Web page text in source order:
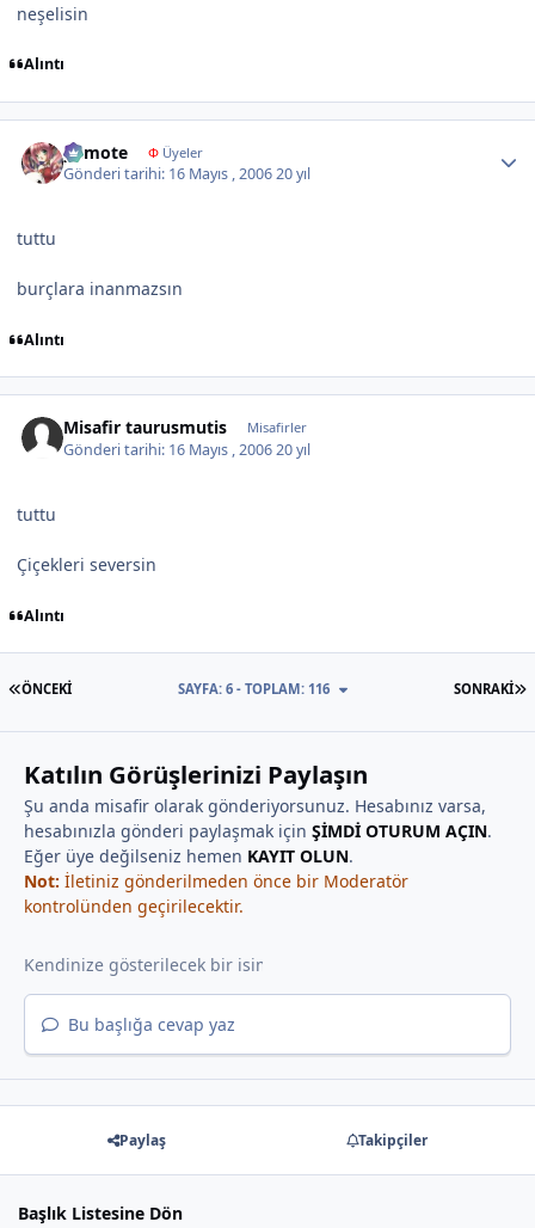
neşelisin
Alıntı
yumote ΦÜyeler
Gönderi tarihi: 16 Mayıs , 200620 yıl
tuttu
burçlara inanmazsın
Alıntı
Misafir taurusmutis Misafirler
Gönderi tarihi: 16 Mayıs , 200620 yıl
tuttu
Çiçekleri seversin
Alıntı
İLK SAYFA
ÖNCEKI SONRAKI
SAYFA: 6 - TOPLAM: 116
Katılın Görüşlerinizi Paylaşın
Şu anda misafir olarak gönderiyorsunuz. Hesabınız varsa,
hesabınızla gönderi paylaşmak için ŞİMDİ OTURUM AÇIN.
Eğer üye değilseniz hemen KAYIT OLUN.
Not: İletiniz gönderilmeden önce bir Moderatör
kontrolünden geçirilecektir.
Bu başlığa cevap yaz
Paylaş Takipçiler
Başlık Listesine Dön